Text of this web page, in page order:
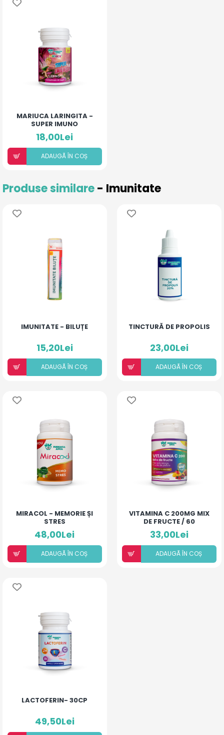
MARIUCA LARINGITA -
SUPER IMUNO
(COMPRIMATE DE SUPT)
18,00Lei
ADAUGÃ ÎN COȘ
Produse similare- Imunitate
IMUNITATE - BILUȚE
15,20Lei
ADAUGÃ ÎN COȘ
TINCTURĂ DE PROPOLIS
23,00Lei
ADAUGÃ ÎN COȘ
MIRACOL - MEMORIE ȘI
STRES
48,00Lei
ADAUGÃ ÎN COȘ
VITAMINA C 200MG MIX
DE FRUCTE / 60
COMPRIMATE
33,00Lei
ADAUGÃ ÎN COȘ
LACTOFERIN- 30CP
49,50Lei